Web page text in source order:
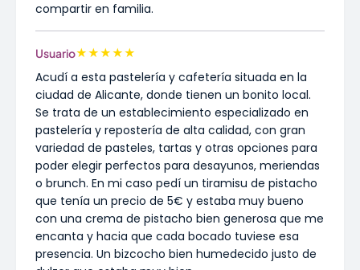
compartir en familia.
Usuario★★★★★
Acudí a esta pastelería y cafetería situada en la
ciudad de Alicante, donde tienen un bonito local.
Se trata de un establecimiento especializado en
pastelería y repostería de alta calidad, con gran
variedad de pasteles, tartas y otras opciones para
poder elegir perfectos para desayunos, meriendas
o brunch. En mi caso pedí un tiramisu de pistacho
que tenía un precio de 5€ y estaba muy bueno
con una crema de pistacho bien generosa que me
encanta y hacia que cada bocado tuviese esa
presencia. Un bizcocho bien humedecido justo de